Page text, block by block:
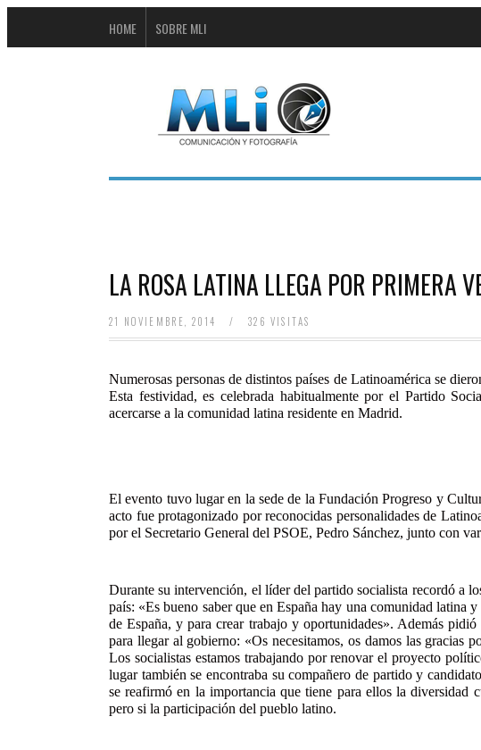
HOME SOBRE MLI
LA ROSA LATINA LLEGA POR PRIMERA
21 NOVIEMBRE, 2014 / 326 VISITAS
Numerosas personas de distintos países de Latinoamérica se
Esta festividad, es celebrada habitualmente por el Partido
acercarse a la comunidad latina residente en Madrid.
El evento tuvo lugar en la sede de la Fundación Progreso y
acto fue protagonizado por reconocidas personalidades de
por el Secretario General del PSOE, Pedro Sánchez, junto con
Durante su intervención, el líder del partido socialista recordó a
país: «Es bueno saber que en España hay una comunidad latina
de España, y para crear trabajo y oportunidades». Además
para llegar al gobierno: «Os necesitamos, os damos las gracias
Los socialistas estamos trabajando por renovar el proyecto
lugar también se encontraba su compañero de partido y
se reafirmó en la importancia que tiene para ellos la diversidad
pero si la participación del pueblo latino.